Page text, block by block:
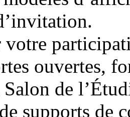
votre
ouvertes,
de
supports de